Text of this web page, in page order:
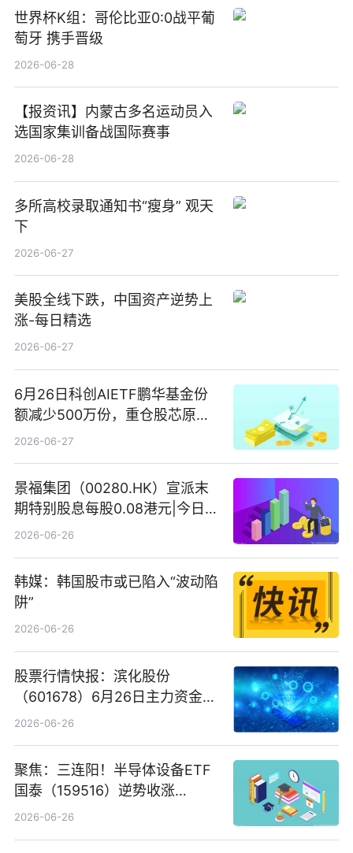
世界杯K组：哥伦比亚0:0战平葡
萄牙 携手晋级
2026-06-28
【报资讯】内蒙古多名运动员入
选国家集训备战国际赛事
2026-06-28
多所高校录取通知书“瘦身” 观天
下
2026-06-27
美股全线下跌，中国资产逆势上
涨-每日精选
2026-06-27
6月26日科创AIETF鹏华基金份
额减少500万份，重仓股芯原股
份、寒武纪、澜起科技 观速讯
2026-06-27
景福集团（00280.HK）宣派末
期特别股息每股0.08港元|今日快
看
2026-06-26
韩媒：韩国股市或已陷入“波动陷
阱”
2026-06-26
股票行情快报：滨化股份
（601678）6月26日主力资金净
卖出5964.34万元
2026-06-26
聚焦：三连阳！半导体设备ETF
国泰（159516）逆势收涨
3.5%，近10日累计净流入超65
2026-06-26